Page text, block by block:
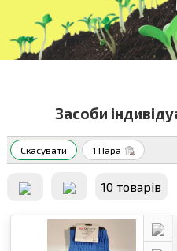
Засоби
Скасувати 1 Пара
10 товарiв